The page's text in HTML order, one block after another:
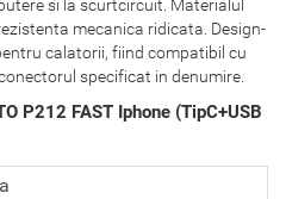
si la scurtcircuit. Materialul
mecanica ridicata. Design-
calatorii, fiind compatibil cu
specificat in denumire.
P212 FAST Iphone (TipC+USB